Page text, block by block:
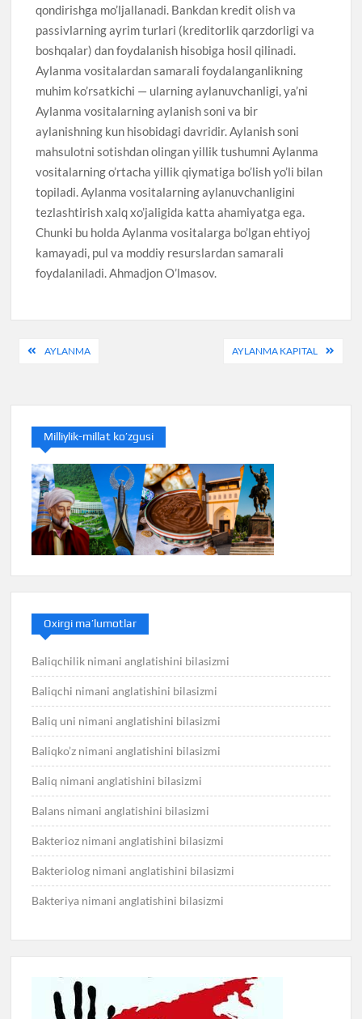
qondirishga mo’ljallanadi. Bankdan kredit olish va
passivlarning ayrim turlari (kreditorlik qarzdorligi va
boshqalar) dan foydalanish hisobiga hosil qilinadi.
Aylanma vositalardan samarali foydalanganlikning
muhim ko’rsatkichi — ularning aylanuvchanligi, ya’ni
Aylanma vositalarning aylanish soni va bir
aylanishning kun hisobidagi davridir. Aylanish soni
mahsulotni sotishdan olingan yillik tushumni Aylanma
vositalarning o’rtacha yillik qiymatiga bo’lish yo’li bilan
topiladi. Aylanma vositalarning aylanuvchanligini
tezlashtirish xalq xo’jaligida katta ahamiyatga ega.
Chunki bu holda Aylanma vositalarga bo’lgan ehtiyoj
kamayadi, pul va moddiy resurslardan samarali
foydalaniladi. Ahmadjon O’lmasov.
PostAYLANMA AYLANMA KAPITAL
Milliylik-millat ko’zgusi
Oxirgi ma’lumotlar
Baliqchilik nimani anglatishini bilasizmi
Baliqchi nimani anglatishini bilasizmi
Baliq uni nimani anglatishini bilasizmi
Baliqko’z nimani anglatishini bilasizmi
Baliq nimani anglatishini bilasizmi
Balans nimani anglatishini bilasizmi
Bakterioz nimani anglatishini bilasizmi
Bakteriolog nimani anglatishini bilasizmi
Bakteriya nimani anglatishini bilasizmi